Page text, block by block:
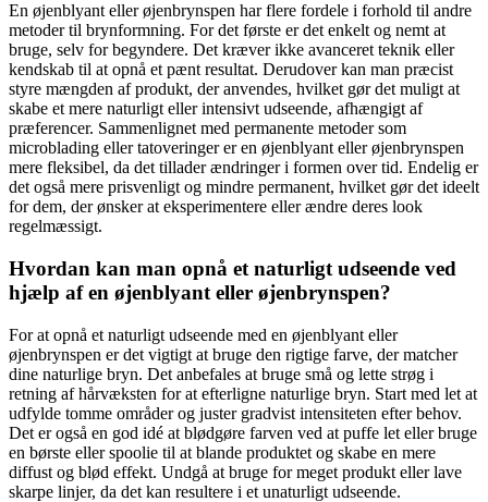
En øjenblyant eller øjenbrynspen har flere fordele i forhold til andre
metoder til brynformning. For det første er det enkelt og nemt at
bruge, selv for begyndere. Det kræver ikke avanceret teknik eller
kendskab til at opnå et pænt resultat. Derudover kan man præcist
styre mængden af produkt, der anvendes, hvilket gør det muligt at
skabe et mere naturligt eller intensivt udseende, afhængigt af
præferencer. Sammenlignet med permanente metoder som
microblading eller tatoveringer er en øjenblyant eller øjenbrynspen
mere fleksibel, da det tillader ændringer i formen over tid. Endelig er
det også mere prisvenligt og mindre permanent, hvilket gør det ideelt
for dem, der ønsker at eksperimentere eller ændre deres look
regelmæssigt.
Hvordan kan man opnå et naturligt udseende ved
hjælp af en øjenblyant eller øjenbrynspen?
For at opnå et naturligt udseende med en øjenblyant eller
øjenbrynspen er det vigtigt at bruge den rigtige farve, der matcher
dine naturlige bryn. Det anbefales at bruge små og lette strøg i
retning af hårvæksten for at efterligne naturlige bryn. Start med let at
udfylde tomme områder og juster gradvist intensiteten efter behov.
Det er også en god idé at blødgøre farven ved at puffe let eller bruge
en børste eller spoolie til at blande produktet og skabe en mere
diffust og blød effekt. Undgå at bruge for meget produkt eller lave
skarpe linjer, da det kan resultere i et unaturligt udseende.